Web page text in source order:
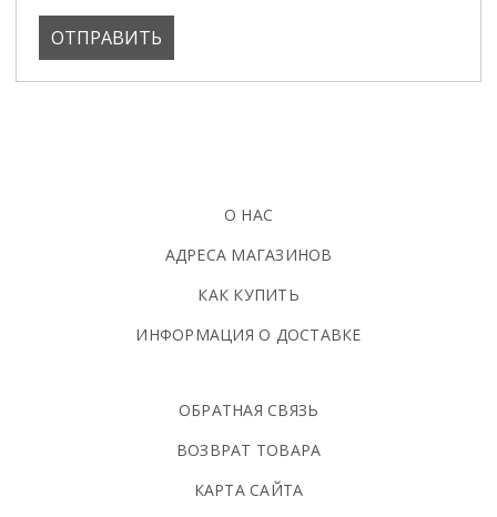
О НАС
АДРЕСА МАГАЗИНОВ
КАК КУПИТЬ
ИНФОРМАЦИЯ О ДОСТАВКЕ
ОБРАТНАЯ СВЯЗЬ
ВОЗВРАТ ТОВАРА
КАРТА САЙТА